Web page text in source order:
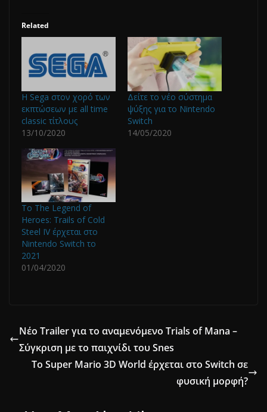
Related
Η Sega στον χορό των
εκπτώσεων με all time
classic τίτλους
13/10/2020
Δείτε το νέο σύστημα
ψύξης για το Nintendo
Switch
14/05/2020
To The Legend of
Heroes: Trails of Cold
Steel IV έρχεται στο
Nintendo Switch το
2021
01/04/2020
Νέο Trailer για το αναμενόμενο Trials of Mana –
Σύγκριση με το παιχνίδι του Snes
Το Super Mario 3D World έρχεται στο Switch σε
φυσική μορφή?